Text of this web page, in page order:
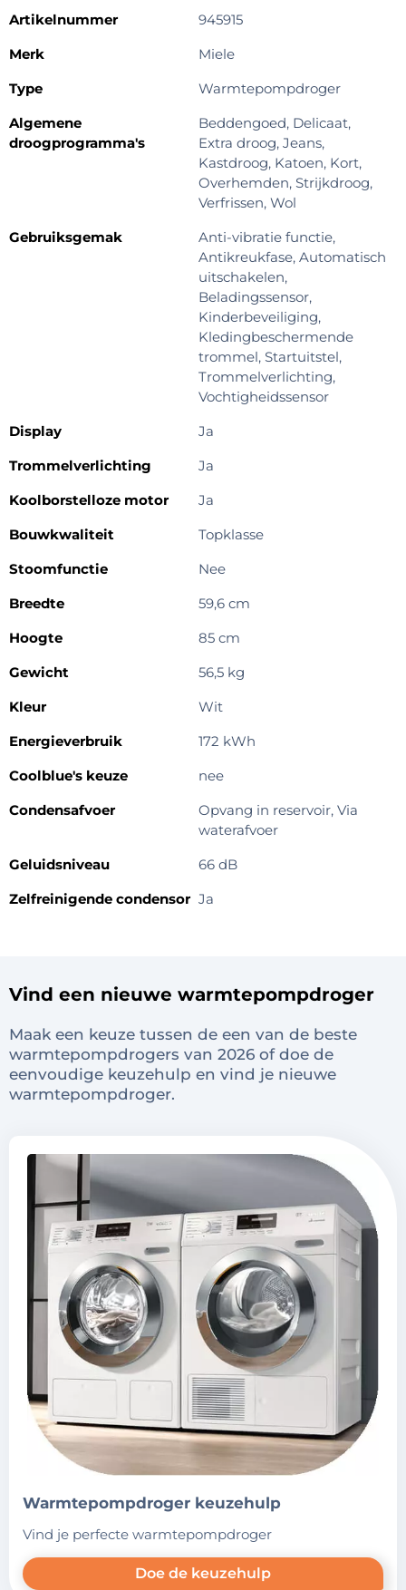
Artikelnummer
945915
Merk
Miele
Type
Warmtepompdroger
Algemene
droogprogramma's
Beddengoed, Delicaat,
Extra droog, Jeans,
Kastdroog, Katoen, Kort,
Overhemden, Strijkdroog,
Verfrissen, Wol
Gebruiksgemak
Anti-vibratie functie,
Antikreukfase, Automatisch
uitschakelen,
Beladingssensor,
Kinderbeveiliging,
Kledingbeschermende
trommel, Startuitstel,
Trommelverlichting,
Vochtigheidssensor
Display
Ja
Trommelverlichting
Ja
Koolborstelloze motor
Ja
Bouwkwaliteit
Topklasse
Stoomfunctie
Nee
Breedte
59,6 cm
Hoogte
85 cm
Gewicht
56,5 kg
Kleur
Wit
Energieverbruik
172 kWh
Coolblue's keuze
nee
Condensafvoer
Opvang in reservoir, Via
waterafvoer
Geluidsniveau
66 dB
Zelfreinigende condensor Ja
Vind een nieuwe warmtepompdroger
Maak een keuze tussen de een van de beste
warmtepompdrogers van 2026 of doe de
eenvoudige keuzehulp en vind je nieuwe
warmtepompdroger.
warmtepompdroger keuzehulp
vind je perfecte warmtepompdroger
Doe de keuzehulp